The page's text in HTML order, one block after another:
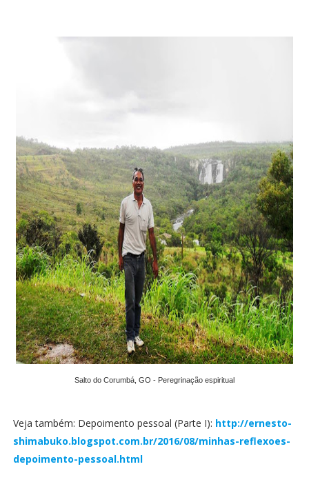
Salto do Corumbá, GO - Peregrinação espiritual
Veja também: Depoimento pessoal (Parte I): http://ernesto-
shimabuko.blogspot.com.br/2016/08/minhas-reflexoes-
depoimento-pessoal.html